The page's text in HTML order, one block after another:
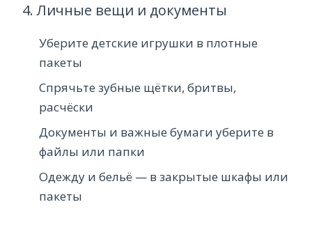
4. Личные вещи и документы
Уберите детские игрушки в плотные
пакеты
Спрячьте зубные щётки, бритвы,
расчёски
Документы и важные бумаги уберите в
файлы или папки
Одежду и бельё — в закрытые шкафы или
пакеты